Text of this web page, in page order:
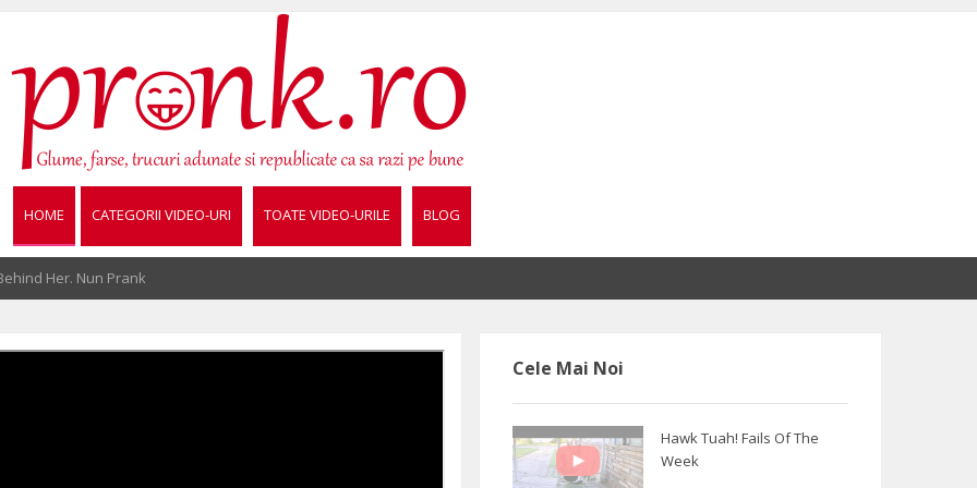
HOME CATEGORII VIDEO-URI TOATE VIDEO-URILE BLOG
Her. Nun Prank
Cele Mai Noi
Hawk Tuah! Fails Of The
Week